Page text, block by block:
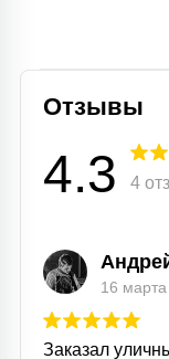
Отзывы
4.3 4
16
Заказал